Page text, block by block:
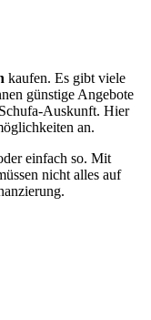
kaufen. Es gibt viele
günstige Angebote
Auskunft. Hier
an.
einfach so. Mit
nicht alles auf